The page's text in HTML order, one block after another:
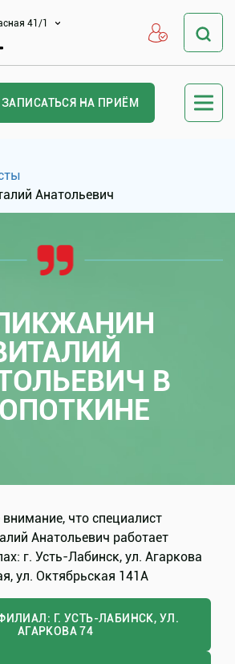
41/1
ЗАПИСАТЬСЯ НА ПРИЁМ
Анатольевич
В
что специалист
Анатольевич работает
г. Усть-Лабинск, ул. Агаркова
ул. Октябрьская 141А
Г. УСТЬ-ЛАБИНСК, УЛ.
АГАРКОВА 74